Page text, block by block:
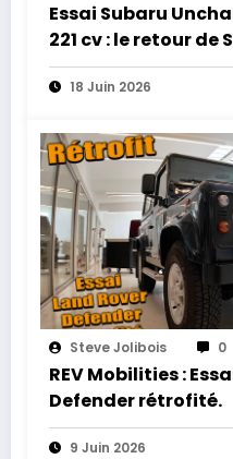
Essai Subaru
221 cv : le retour de
18 Juin 2026
Steve Jolibois 0
REV Mobilities :
Defender rétrofité.
9 Juin 2026